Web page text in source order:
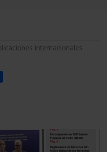
internacionales